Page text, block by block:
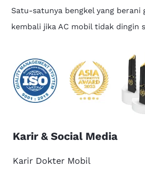
Satu-satunya bengkel yang berani
kembali jika AC mobil tidak dingin
Karir & Social Media
Karir Dokter Mobil